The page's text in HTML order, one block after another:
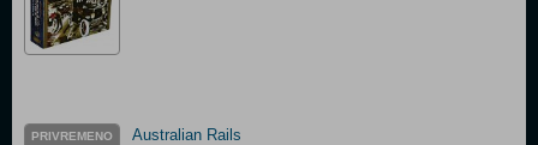
PRIVREMENO Australian Rails